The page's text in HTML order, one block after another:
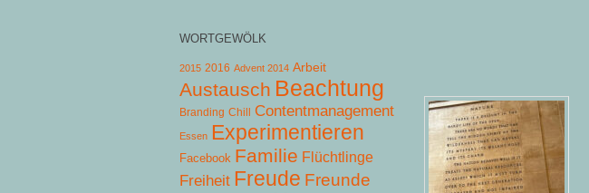
WORTGEWÖLK
2015 2016 Advent 2014 Arbeit
Austausch Beachtung
Branding Chill Contentmanagement
Essen Experimentieren
Facebook Familie Flüchtlinge
Freiheit Freude Freunde